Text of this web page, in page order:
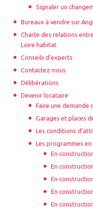
Signaler un
Bureaux à vendre sur
Charte des relations
Loire habitat
Conseils d’experts
Contactez-nous
Délibérations
Devenir locataire
Faire une demande
Garages et places
Les conditions
Les programmes
En
En
En
En
En